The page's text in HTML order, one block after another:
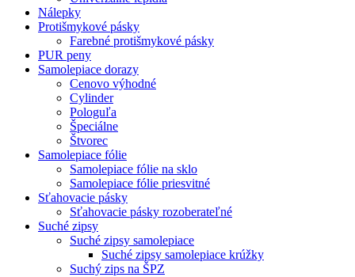
Nálepky
Protišmykové pásky
Farebné protišmykové pásky
PUR peny
Samolepiace dorazy
Cenovo výhodné
Cylinder
Pologuľa
Špeciálne
Štvorec
Samolepiace fólie
Samolepiace fólie na sklo
Samolepiace fólie priesvitné
Sťahovacie pásky
Sťahovacie pásky rozoberateľné
Suché zipsy
Suché zipsy samolepiace
Suché zipsy samolepiace krúžky
Suchý zips na ŠPZ